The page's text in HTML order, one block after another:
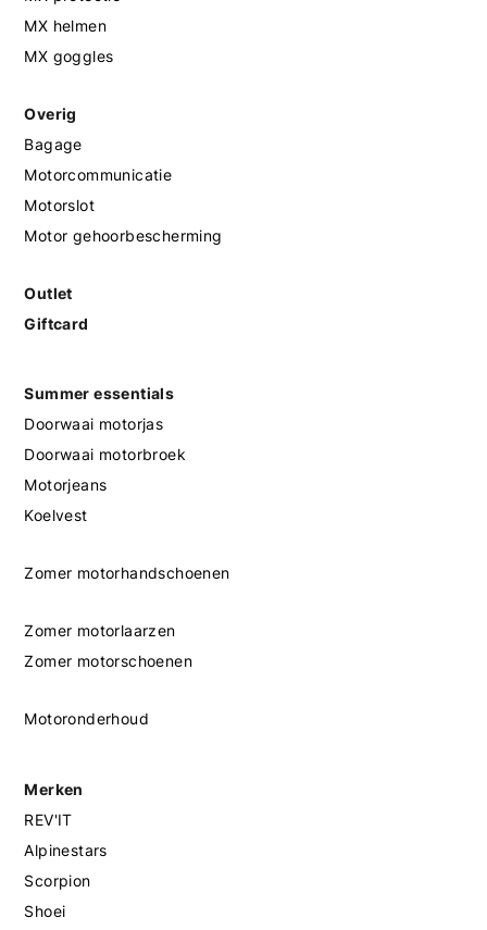
MX helmen
MX goggles
Overig
Bagage
Motorcommunicatie
Motorslot
Motor gehoorbescherming
Outlet
Giftcard
Summer essentials
Doorwaai motorjas
Doorwaai motorbroek
Motorjeans
Koelvest
Zomer motorhandschoenen
Zomer motorlaarzen
Zomer motorschoenen
Motoronderhoud
Merken
REV'IT
Alpinestars
Scorpion
Shoei